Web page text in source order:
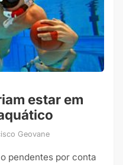
estar em
Geovane
pendentes por conta